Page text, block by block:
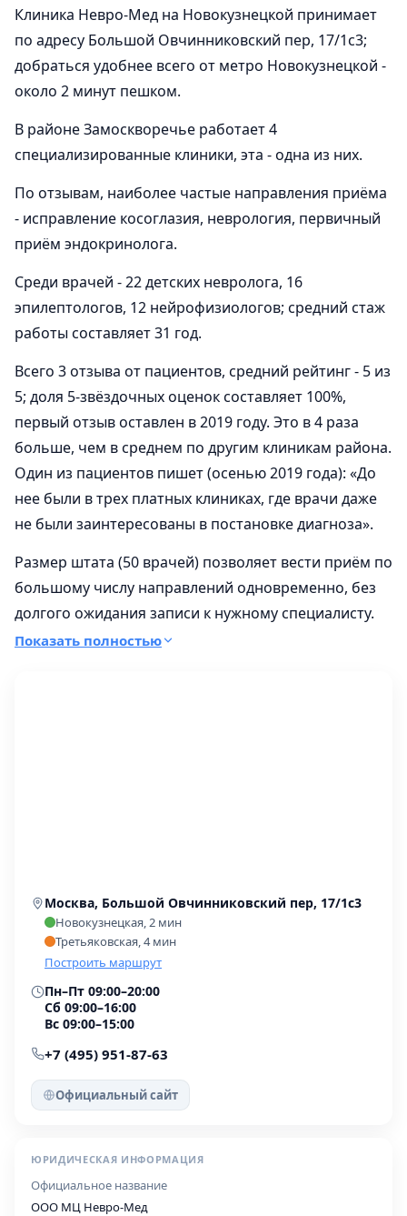
Клиника Невро-Мед на Новокузнецкой принимает
по адресу Большой Овчинниковский пер, 17/1с3;
добраться удобнее всего от метро Новокузнецкой -
около 2 минут пешком.
В районе Замоскворечье работает 4
специализированные клиники, эта - одна из них.
По отзывам, наиболее частые направления приёма
- исправление косоглазия, неврология, первичный
приём эндокринолога.
Среди врачей - 22 детских невролога, 16
эпилептологов, 12 нейрофизиологов; средний стаж
работы составляет 31 год.
Всего 3 отзыва от пациентов, средний рейтинг - 5 из
5; доля 5-звёздочных оценок составляет 100%,
первый отзыв оставлен в 2019 году. Это в 4 раза
больше, чем в среднем по другим клиникам района.
Один из пациентов пишет (осенью 2019 года): «До
нее были в трех платных клиниках, где врачи даже
не были заинтересованы в постановке диагноза».
Размер штата (50 врачей) позволяет вести приём по
большому числу направлений одновременно, без
долгого ожидания записи к нужному специалисту.
Был опыт обращения в эту клинику? Оставьте отзыв
Показать полностью
Москва, Большой Овчинниковский пер, 17/1с3
Новокузнецкая, 2 мин
Третьяковская, 4 мин
Построить маршрут
Пн–Пт 09:00–20:00
Сб 09:00–16:00
Вс 09:00–15:00
+7 (495) 951-87-63
Официальный сайт
ЮРИДИЧЕСКАЯ ИНФОРМАЦИЯ
Официальное название
ООО МЦ Невро-Мед